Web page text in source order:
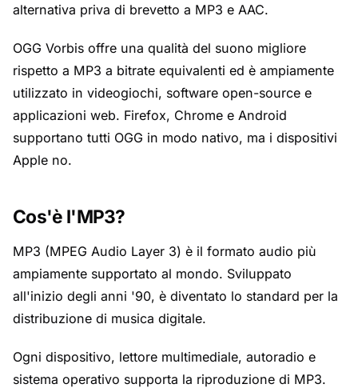
alternativa priva di brevetto a MP3 e AAC.
OGG Vorbis offre una qualità del suono migliore
rispetto a MP3 a bitrate equivalenti ed è ampiamente
utilizzato in videogiochi, software open-source e
applicazioni web. Firefox, Chrome e Android
supportano tutti OGG in modo nativo, ma i dispositivi
Apple no.
Cos'è l'MP3?
MP3 (MPEG Audio Layer 3) è il formato audio più
ampiamente supportato al mondo. Sviluppato
all'inizio degli anni '90, è diventato lo standard per la
distribuzione di musica digitale.
Ogni dispositivo, lettore multimediale, autoradio e
sistema operativo supporta la riproduzione di MP3.